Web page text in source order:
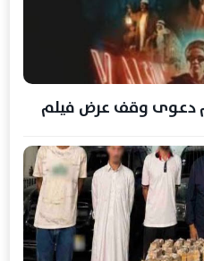
دعوى وقف عرض فيلم